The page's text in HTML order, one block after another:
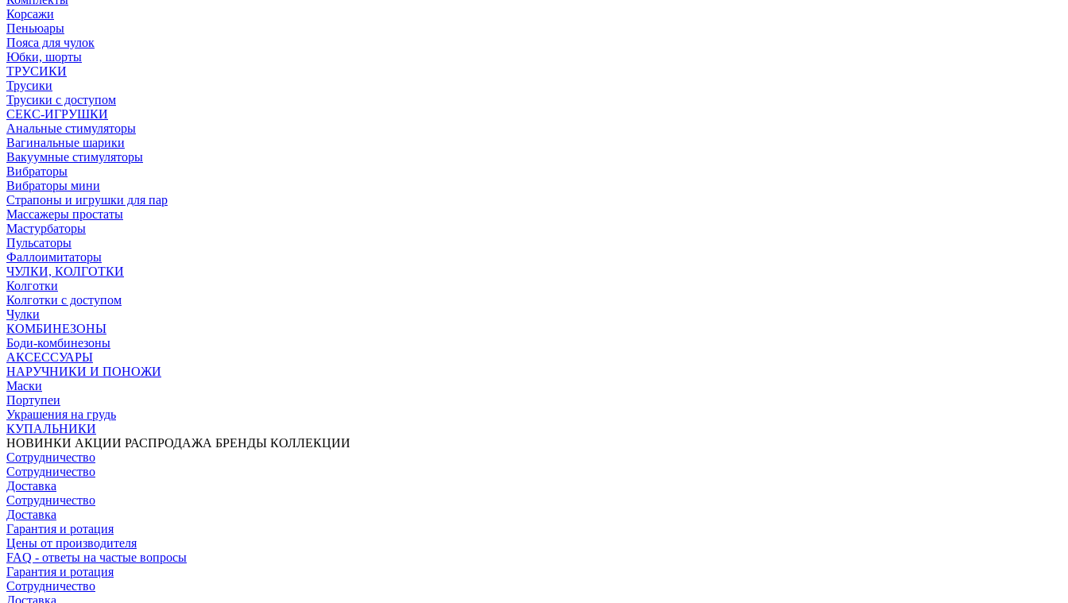
Корсажи
Пеньюары
Пояса для чулок
Юбки, шорты
ТРУСИКИ
Трусики
Трусики с доступом
СЕКС-ИГРУШКИ
Анальные стимуляторы
Вагинальные шарики
Вакуумные стимуляторы
Вибраторы
Вибраторы мини
Страпоны и игрушки для пар
Массажеры простаты
Мастурбаторы
Пульсаторы
Фаллоимитаторы
ЧУЛКИ, КОЛГОТКИ
Колготки
Колготки с доступом
Чулки
КОМБИНЕЗОНЫ
Боди-комбинезоны
АКСЕССУАРЫ
НАРУЧНИКИ И ПОНОЖИ
Маски
Портупеи
Украшения на грудь
КУПАЛЬНИКИ
НОВИНКИ АКЦИИ РАСПРОДАЖА БРЕНДЫ КОЛЛЕКЦИИ
Сотрудничество
Сотрудничество
Доставка
Сотрудничество
Доставка
Гарантия и ротация
Цены от производителя
FAQ - ответы на частые вопросы
Гарантия и ротация
Сотрудничество
Доставка